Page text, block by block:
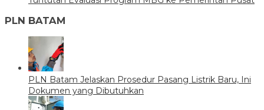
PLN BATAM
PLN Batam Jelaskan Prosedur Pasang Listrik Baru, Ini
Dokumen yang Dibutuhkan